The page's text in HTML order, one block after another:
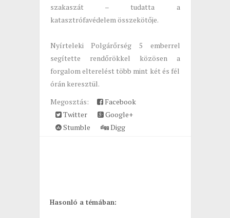
szakaszát – tudatta a
katasztrófavédelem összekötője.
Nyírteleki Polgárőrség 5 emberrel
segítette rendőrökkel közösen a
forgalom elterelést több mint két és fél
órán keresztül.
Megosztás:
Facebook
Twitter
Google+
Stumble
Digg
Hasonló a témában: